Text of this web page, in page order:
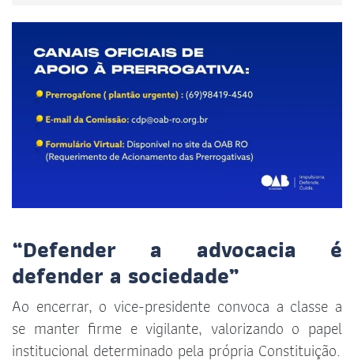
“Defender a advocacia é
defender a sociedade”
Ao encerrar, o vice-presidente convoca a classe a
se manter firme e vigilante, valorizando o papel
institucional determinado pela própria Constituição.